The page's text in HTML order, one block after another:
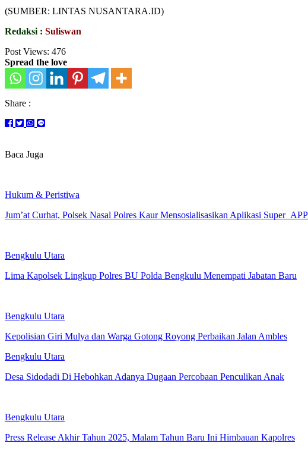
(SUMBER: LINTAS NUSANTARA.ID)
Redaksi : Suliswan
Post Views: 476
Spread the love
Share :
Baca Juga
Hukum & Peristiwa
Jum’at Curhat, Polsek Nasal Polres Kaur Mensosialisasikan Aplikasi Super
Bengkulu Utara
Lima Kapolsek Lingkup Polres BU Polda Bengkulu Menempati Jabatan Baru
Bengkulu Utara
Kepolisian Giri Mulya dan Warga Gotong Royong Perbaikan Jalan Ambles
Bengkulu Utara
Desa Sidodadi Di Hebohkan Adanya Dugaan Percobaan Penculikan Anak
Bengkulu Utara
Press Release Akhir Tahun 2025, Malam Tahun Baru Ini Himbauan Kapolres